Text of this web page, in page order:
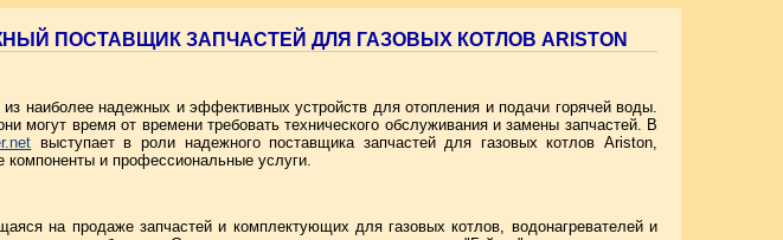
ПОСТАВЩИК ЗАПЧАСТЕЙ ДЛЯ ГАЗОВЫХ КОТЛОВ ARISTON
наиболее надежных и эффективных устройств для отопления и подачи горячей воды.
могут время от времени требовать технического обслуживания и замены запчастей. В
выступает в роли надежного поставщика запчастей для газовых котлов Ariston,
компоненты и профессиональные услуги.
на продаже запчастей и комплектующих для газовых котлов, водонагревателей и